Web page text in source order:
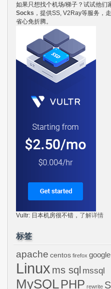
如果只想找个机场/梯子？试试他们
Socks ，提供SS, V2Ray等服务，
省心免折腾。
Vultr: 日本机房很不错， 了解详情
标签
apache centos firefox google
Linux ms sql mssql
MySQLPHP rewrite